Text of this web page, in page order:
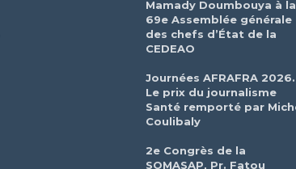
Mamady Doumbouya à la
69e Assemblée générale
des chefs d’État de la
CEDEAO
Journées AFRAFRA 2026.
Le prix du journalisme
Santé remporté par
Coulibaly
2e Congrès de la
SOMASAP, Pr. Fatou